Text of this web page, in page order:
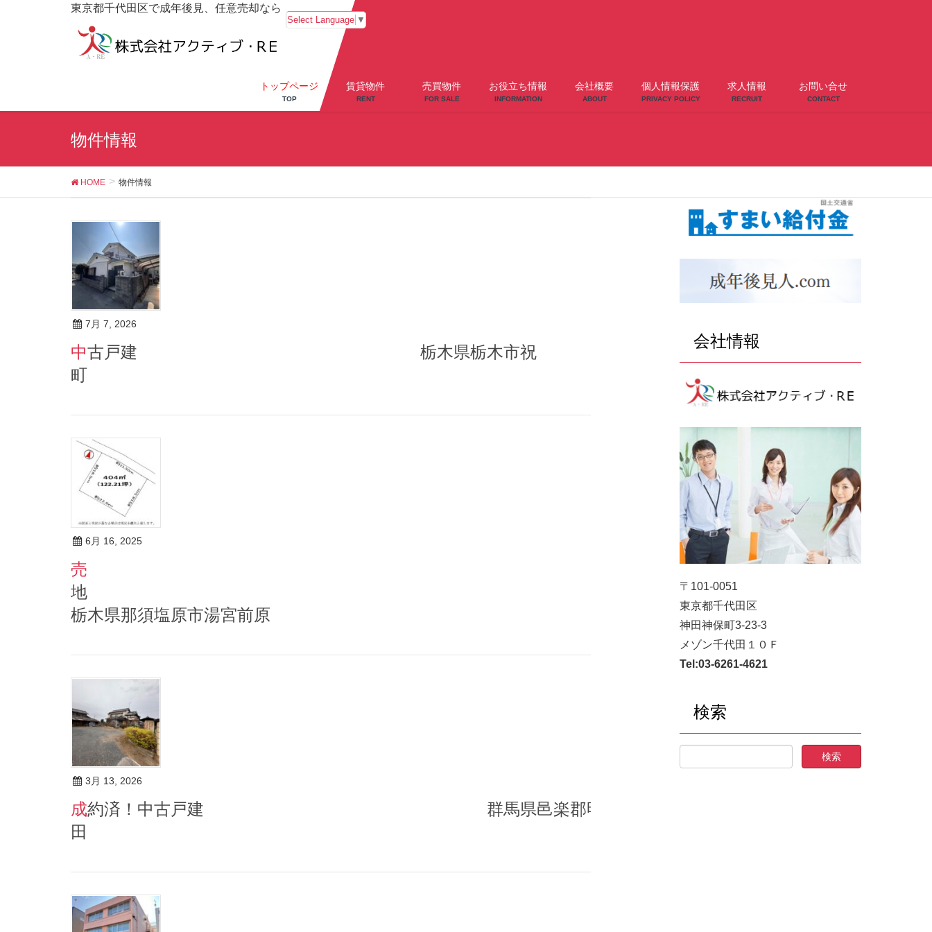
東京都千代田区で成年後見、任意売却なら
Select Language ▼
トップページ
TOP
賃貸物件
RENT
売買物件
FOR SALE
お役立ち情報
INFORMATION
会社概要
ABOUT
個人情報保護
PRIVACY POLICY
求人情報
RECRUIT
お問い合せ
CONTACT
物件情報
HOME 物件情報
7月 7, 2026
中古戸建 栃木県栃木市祝
町
6月 16, 2025
売
栃木県那須塩原市湯宮前原
3月 13, 2026
成約済！中古戸建 群馬県邑楽郡明和町斗合
田
会社情報
〒101-0051
東京都千代田区
神田神保町3-23-3
メゾン千代田１０Ｆ
Tel:03-6261-4621
検索